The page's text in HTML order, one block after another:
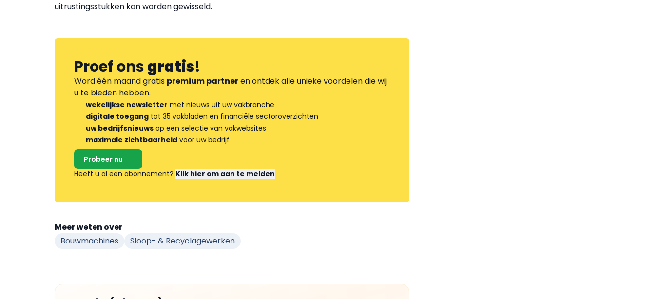
uitrustingsstukken kan worden gewisseld.
Proef onsgratis!
Word één maand gratis premium partneren ontdek alle unieke voordelen die wij
u te bieden hebben.
wekelijkse newsletter met nieuws uit uw vakbranche
digitale toegang tot 35 vakbladen en financiële sectoroverzichten
uw bedrijfsnieuws op een selectie van vakwebsites
maximale zichtbaarheid voor uw bedrijf
Probeer nu
Heeft u al een abonnement? Klik hier om aan te melden
Meer weten over
Bouwmachines
Sloop- & Recyclagewerken